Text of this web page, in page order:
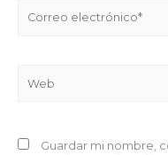
electrónico*
Guardar mi nombre,